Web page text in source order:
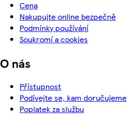
Cena
Nakupujte online bezpečně
Podmínky používání
Soukromí a cookies
O nás
Přístupnost
Podívejte se, kam doručujeme
Poplatek za službu